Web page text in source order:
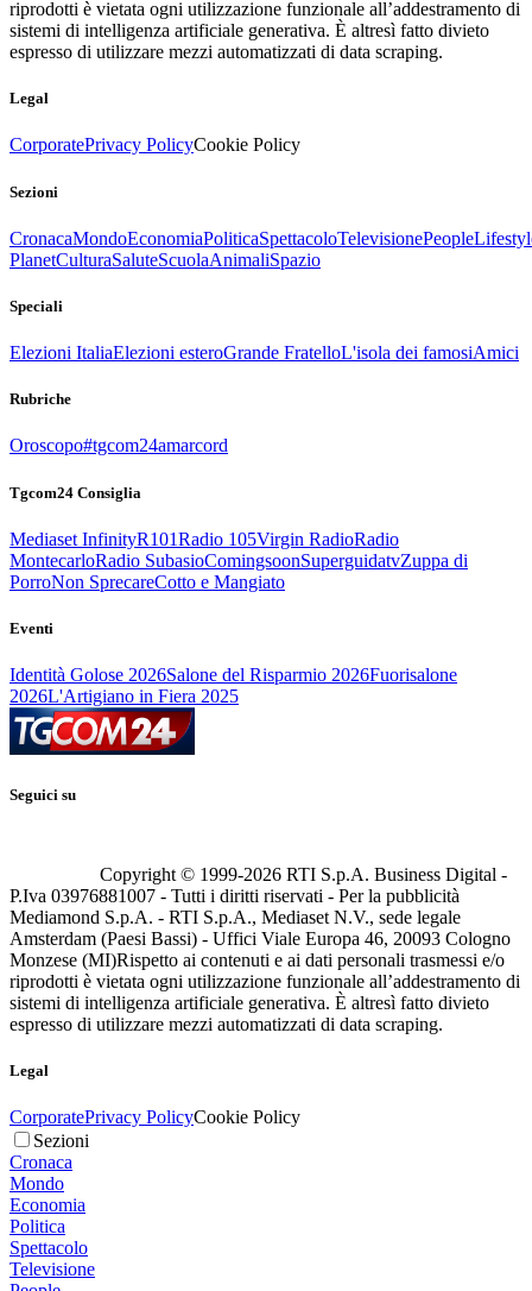
riprodotti è vietata ogni utilizzazione funzionale all’addestramento di
sistemi di intelligenza artificiale generativa. È altresì fatto divieto
espresso di utilizzare mezzi automatizzati di data scraping.
Legal
CorporatePrivacy PolicyCookie Policy
Sezioni
CronacaMondoEconomiaPoliticaSpettacoloTelevisionePeople
PlanetCulturaSaluteScuolaAnimaliSpazio
Speciali
Elezioni ItaliaElezioni esteroGrande FratelloL'isola dei famosiAmici
Rubriche
Oroscopo#tgcom24amarcord
Tgcom24 Consiglia
Mediaset InfinityR101Radio 105Virgin RadioRadio
MontecarloRadio SubasioComingsoonSuperguidatvZuppa di
PorroNon SprecareCotto e Mangiato
Eventi
Identità Golose 2026Salone del Risparmio 2026Fuorisalone
2026L'Artigiano in Fiera 2025
Seguici su
Copyright © 1999-2026 RTI S.p.A. Business Digital -
P.Iva 03976881007 - Tutti i diritti riservati - Per la pubblicità
Mediamond S.p.A. - RTI S.p.A., Mediaset N.V., sede legale
Amsterdam (Paesi Bassi) - Uffici Viale Europa 46, 20093 Cologno
Monzese (MI)Rispetto ai contenuti e ai dati personali trasmessi e/o
riprodotti è vietata ogni utilizzazione funzionale all’addestramento di
sistemi di intelligenza artificiale generativa. È altresì fatto divieto
espresso di utilizzare mezzi automatizzati di data scraping.
Legal
CorporatePrivacy PolicyCookie Policy
Sezioni
Cronaca
Mondo
Economia
Politica
Spettacolo
Televisione